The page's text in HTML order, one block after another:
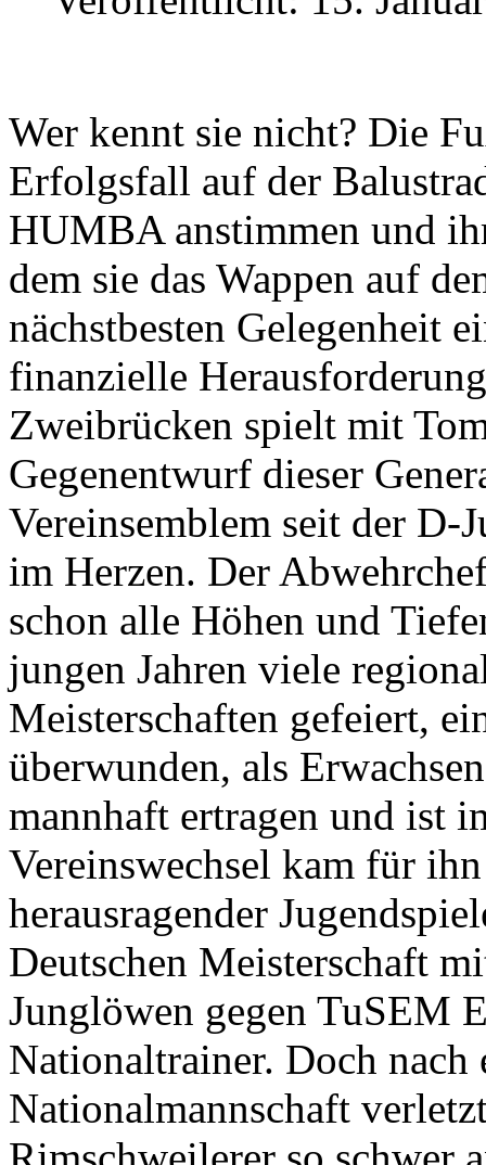
Wer kennt sie nicht? Die
Erfolgsfall auf der
HUMBA anstimmen und
dem sie das Wappen auf
nächstbesten Gelegenheit
finanzielle
Zweibrücken spielt mit
Gegenentwurf dieser
Vereinsemblem seit der
im Herzen. Der
schon alle Höhen und
jungen Jahren viele
Meisterschaften gefeiert,
überwunden, als
mannhaft ertragen und ist
Vereinswechsel kam für
herausragender
Deutschen Meisterschaft
Junglöwen gegen TuSEM
Nationaltrainer. Doch
Nationalmannschaft